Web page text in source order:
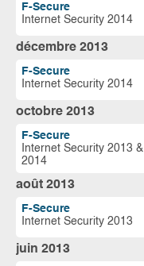
F-Secure
Internet Security 2014
décembre 2013
F-Secure
Internet Security 2014
octobre 2013
F-Secure
Internet Security 2013 &
2014
août 2013
F-Secure
Internet Security 2013
juin 2013